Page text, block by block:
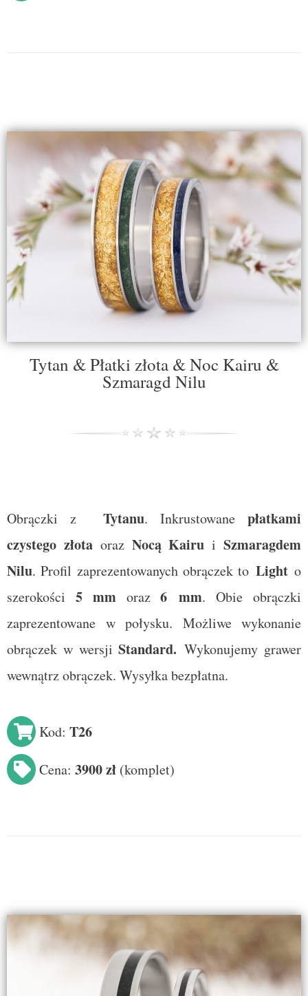
Tytan & Płatki złota & Noc Kairu &
Szmaragd Nilu
Obrączki zTytanu. Inkrustowanepłatkami
czystego złota orazNocą Kairui Szmaragdem
Nilu. Profil zaprezentowanych obrączek to Lighto
szerokości 5mmoraz6 mm. Obie obrączki
zaprezentowane w połysku. Możliwe wykonanie
obrączek w wersjiStandard.Wykonujemy grawer
wewnątrz obrączek. Wysyłka bezpłatna.
Kod: T26
Cena: 3900 zł (komplet)